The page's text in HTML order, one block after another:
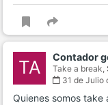
TA Contador
Take a break,
31 de Julio
Quienes somos